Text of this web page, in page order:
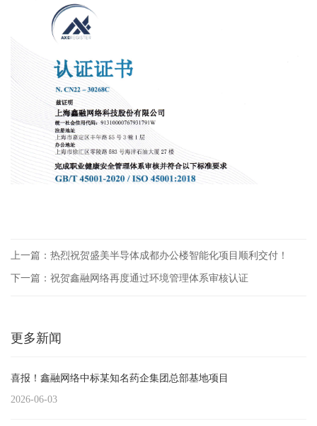
上一篇：热烈祝贺盛美半导体成都办公楼智能化项目顺利交付！
下一篇：祝贺鑫融网络再度通过环境管理体系审核认证
更多新闻
喜报！鑫融网络中标某知名药企集团总部基地项目
2026-06-03